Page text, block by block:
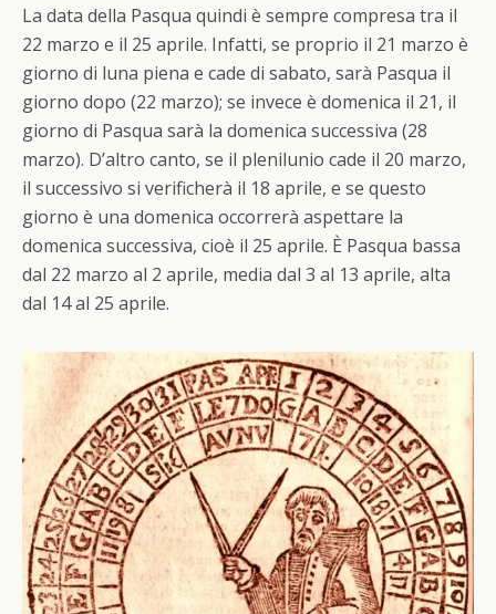
La data della Pasqua quindi è sempre compresa tra il
22 marzo e il 25 aprile. Infatti, se proprio il 21 marzo è
giorno di luna piena e cade di sabato, sarà Pasqua il
giorno dopo (22 marzo); se invece è domenica il 21, il
giorno di Pasqua sarà la domenica successiva (28
marzo). D’altro canto, se il plenilunio cade il 20 marzo,
il successivo si verificherà il 18 aprile, e se questo
giorno è una domenica occorrerà aspettare la
domenica successiva, cioè il 25 aprile. È Pasqua bassa
dal 22 marzo al 2 aprile, media dal 3 al 13 aprile, alta
dal 14 al 25 aprile.